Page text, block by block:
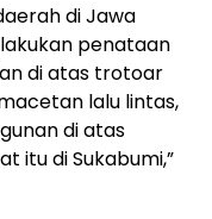
di Jawa
penataan
di atas trotoar
lalu lintas,
di atas
itu di Sukabumi,”